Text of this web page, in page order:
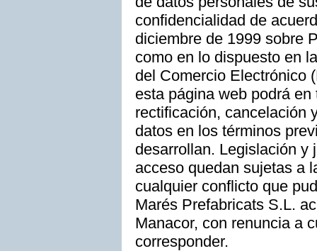
confidencialidad de
diciembre de 1999 sobre
como en lo dispuesto en
del Comercio Electrónico
esta página web podrá
rectificación, cancelación
datos en los términos
desarrollan. Legislación y
acceso quedan sujetas a
cualquier conflicto que
Marés Prefabricats S.L.
Manacor, con renuncia a
corresponder.